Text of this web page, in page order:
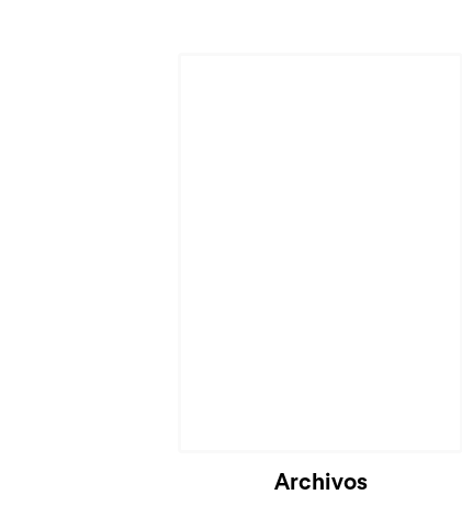
Cargando...Archivos